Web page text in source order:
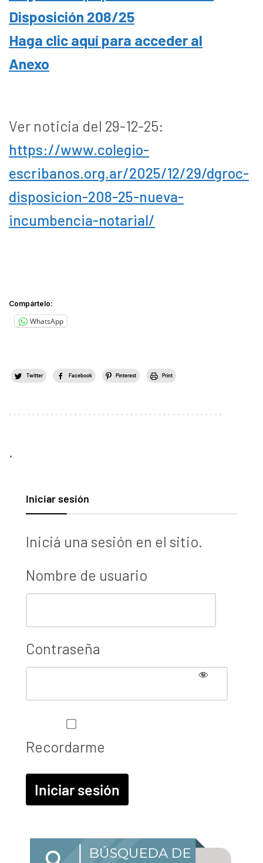
Disposición 208/25
Haga clic aquí para acceder al
Anexo
Ver noticia del 29-12-25:
https://www.colegio-
escribanos.org.ar/2025/12/29/dgroc-
disposicion-208-25-nueva-
incumbencia-notarial/
Compártelo:
WhatsApp
Twitter Facebook Pinterest Print
.
Iniciar sesión
Iniciá una sesión en el sitio.
Nombre de usuario
Contraseña
Recordarme